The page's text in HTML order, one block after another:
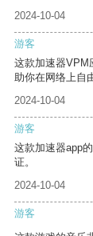
2024-10-04
游客
这款加速器VPM
助你在网络上自
2024-10-04
游客
这款加速器app
证。
2024-10-04
游客